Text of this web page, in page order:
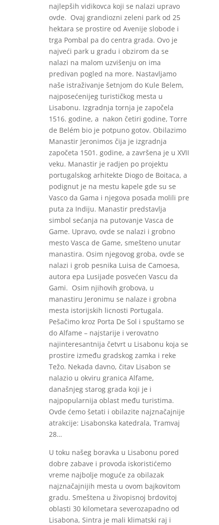
najlepših vidikovca koji se nalazi upravo
ovde. Ovaj grandiozni zeleni park od 25
hektara se prostire od Avenije slobode i
trga Pombal pa do centra grada. Ovo je
najveći park u gradu i obzirom da se
nalazi na malom uzvišenju on ima
predivan pogled na more. Nastavljamo
naše istraživanje šetnjom do Kule Belem,
najposećenijeg turističkog mesta u
Lisabonu. Izgradnja tornja je započela
1516. godine, a nakon četiri godine, Torre
de Belém bio je potpuno gotov. Obilazimo
Manastir Jeronimos čija je izgradnja
započeta 1501. godine, a završena je u XVII
veku. Manastir je radjen po projektu
portugalskog arhitekte Diogo de Boitaca, a
podignut je na mestu kapele gde su se
Vasco da Gama i njegova posada molili pre
puta za Indiju. Manastir predstavlja
simbol sećanja na putovanje Vasca de
Game. Upravo, ovde se nalazi i grobno
mesto Vasca de Game, smešteno unutar
manastira. Osim njegovog groba, ovde se
nalazi i grob pesnika Luisa de Camoesa,
autora epa Lusijade posvećen Vascu da
Gami. Osim njihovih grobova, u
manastiru Jeronimu se nalaze i grobna
mesta istorijskih licnosti Portugala.
Pešačimo kroz Porta De Sol i spuštamo se
do Alfame – najstarije i verovatno
najinteresantnija četvrt u Lisabonu koja se
prostire između gradskog zamka i reke
Težo. Nekada davno, čitav Lisabon se
nalazio u okviru granica Alfame,
današnjeg starog grada koji je i
najpopularnija oblast među turistima.
Ovde ćemo šetati i obilazite najznačajnije
atrakcije: Lisabonska katedrala, Tramvaj
28…
U toku našeg boravka u Lisabonu pored
dobre zabave i provoda iskoristićemo
vreme najbolje moguće za obilazak
najznačajnijih mesta u ovom bajkovitom
gradu. Smeštena u živopisnoj brdovitoj
oblasti 30 kilometara severozapadno od
Lisabona, Sintra je mali klimatski raj i